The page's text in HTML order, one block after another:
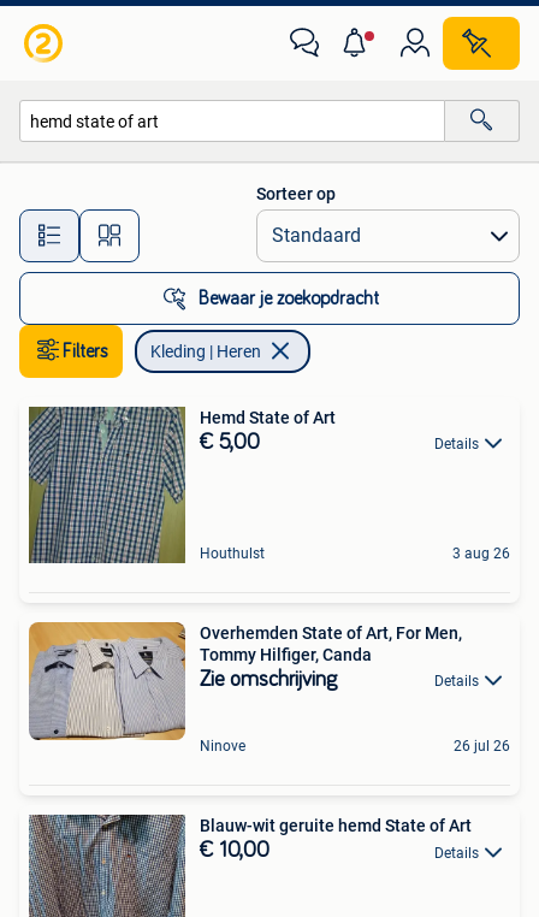
Alle afstanden…
Sorteer op
Bewaar je zoekopdracht
Filters Kleding | Heren
Hemd State of Art
€ 5,00 Details
Houthulst 3 aug 26
Overhemden State of Art, For Men,
Tommy Hilfiger, Canda
Zie omschrijving Details
Ninove 26 jul 26
Blauw-wit geruite hemd State of Art
€ 10,00 Details